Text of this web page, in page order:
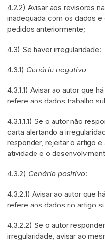
4.2.2) Avisar aos revisores
inadequada com os dados
pedidos anteriormente;
4.3) Se haver irregularidade:
4.3.1) Cenário negativo:
4.3.1.1) Avisar ao autor que
refere aos dados trabalho
4.3.1.1.1) Se o autor não
carta alertando a
responder, rejeitar o artigo
atividade e o
4.3.2) Cenário positivo:
4.3.2.1) Avisar ao autor que
refere aos dados no artigo
4.3.2.2) Se o autor
irregularidade, avisar ao